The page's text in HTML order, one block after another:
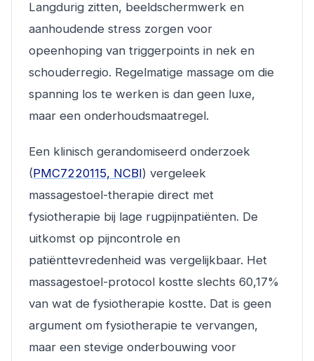
Langdurig zitten, beeldschermwerk en
aanhoudende stress zorgen voor
opeenhoping van triggerpoints in nek en
schouderregio. Regelmatige massage om die
spanning los te werken is dan geen luxe,
maar een onderhoudsmaatregel.
Een klinisch gerandomiseerd onderzoek
(PMC7220115, NCBI) vergeleek
massagestoel-therapie direct met
fysiotherapie bij lage rugpijnpatiënten. De
uitkomst op pijncontrole en
patiënttevredenheid was vergelijkbaar. Het
massagestoel-protocol kostte slechts 60,17%
van wat de fysiotherapie kostte. Dat is geen
argument om fysiotherapie te vervangen,
maar een stevige onderbouwing voor